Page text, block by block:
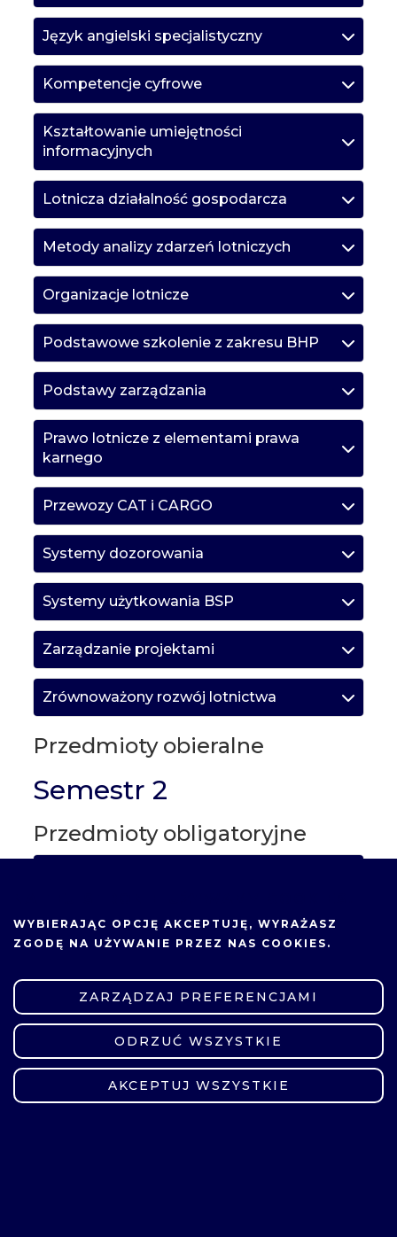
Język angielski specjalistyczny
Kompetencje cyfrowe
Kształtowanie umiejętności
informacyjnych
Lotnicza działalność gospodarcza
Metody analizy zdarzeń lotniczych
Organizacje lotnicze
Podstawowe szkolenie z zakresu BHP
Podstawy zarządzania
Prawo lotnicze z elementami prawa
karnego
Przewozy CAT i CARGO
Systemy dozorowania
Systemy użytkowania BSP
Zarządzanie projektami
Zrównoważony rozwój lotnictwa
Przedmioty obieralne
Semestr 2
Przedmioty obligatoryjne
Bezzałogowe statki powietrzne
Język angielski 2
Organizacja przestrzeni powietrznej i
ruchu lotniczego
WYBIERAJĄC OPCJĘ AKCEPTUJĘ , WYRAŻASZ
ZGODĘ NA UŻYWANIE PRZEZ NAS COOKIES.
ZARZĄDZAJ PREFERENCJAMI
ODRZUĆ WSZYSTKIE
AKCEPTUJ WSZYSTKIE
ZMIEŃ USTAWIENIA